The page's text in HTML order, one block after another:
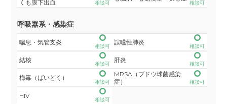
くも膜下出血
相談可 相談可
呼吸器系・感染症
喘息・気管支炎
相談可
誤嚥性肺炎
相談可
結核
相談可
肝炎
相談可
梅毒（ばいどく）
相談可
MRSA（ブドウ球菌感染
症）
相談可
HIV
相談可